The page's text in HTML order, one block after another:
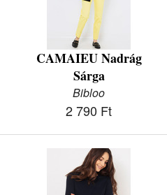
CAMAIEU Nadrág
Sárga
Bibloo
2 790 Ft